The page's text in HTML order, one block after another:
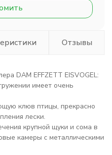
Отзывы
DAM EFFZETT EISVOGEL:
имеет очень
клюв птицы, прекрасно
лески.
крупной щуки и сома в
камеры с металлическими